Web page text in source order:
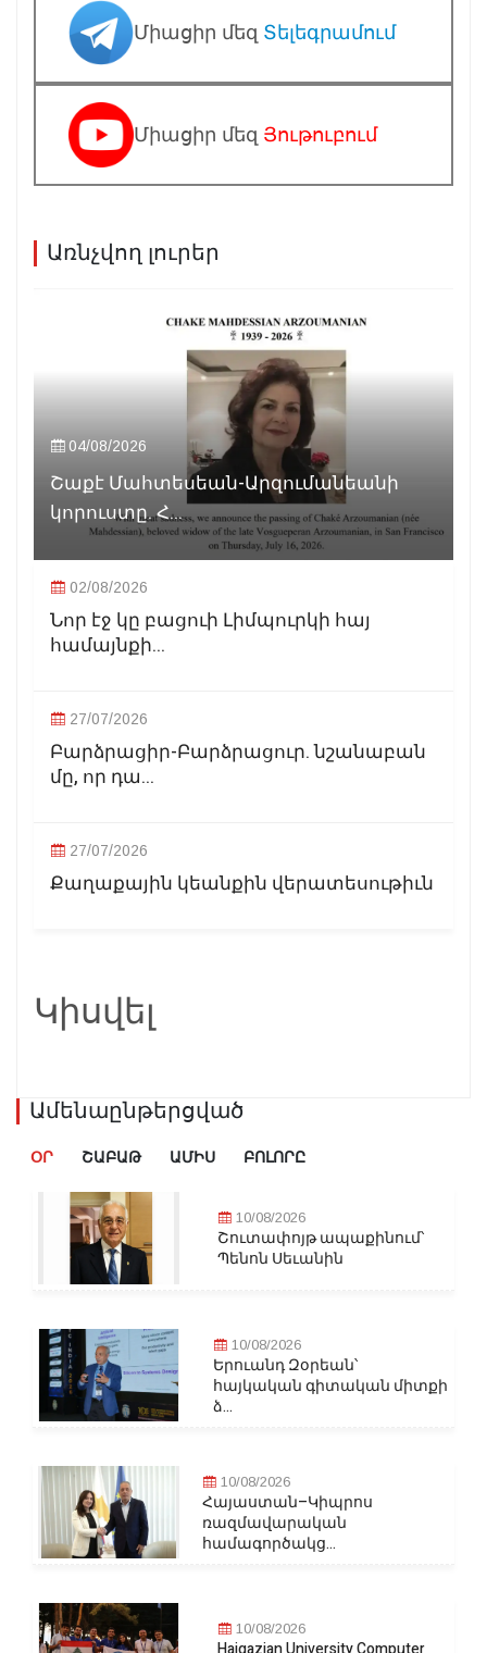
Միացիր մեզ Տելեգրամում
Միացիր մեզ Յութուբում
Առնչվող լուրեր
04/08/2026
Շաքէ Մահտեսեան-Արզումանեանի
կորուստը. Հ...
02/08/2026
Նոր էջ կը բացուի Լիմպուրկի հայ
համայնքի...
27/07/2026
Բարձրացիր-Բարձրացուր. նշանաբան
մը, որ դա...
27/07/2026
Քաղաքային կեանքին վերատեսութիւն
Կիսվել
Ամենաընթերցված
ՕՐ ՇԱԲԱԹ ԱՄԻՍ ԲՈԼՈՐԸ
10/08/2026
Շուտափոյթ ապաքինում՝
Պենոն Սեւանին
10/08/2026
Երուանդ Զօրեան՝
հայկական գիտական միտքի
ձ...
10/08/2026
Հայաստան–Կիպրոս
ռազմավարական
համագործակց...
10/08/2026